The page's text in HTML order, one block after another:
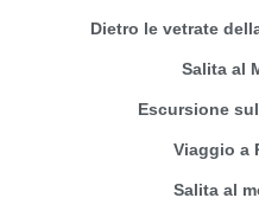
Dietro le vetrate
Salita al
Escursione
Viaggio a
Salita al